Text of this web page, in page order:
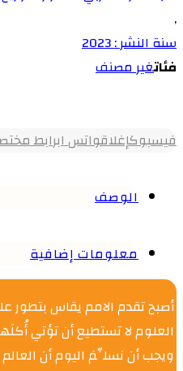
,
سنة النشر : 2023
فئاتغير مصنف
فيسبوكإغلاقواتس ابرابط
الوصف
معلومات إضافية
أصبح تقدم الامم يقاس بتطور
العلوم لا تستطيع أن تؤتي
ويجب أن نسلِّمَ اليوم أن